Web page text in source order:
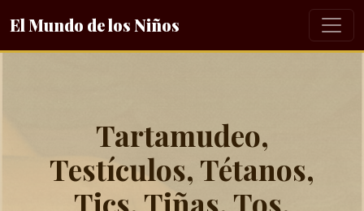
El Mundo de los Niños
Tartamudeo,
Testículos, Tétanos,
Tics, Tiñas, Tos,